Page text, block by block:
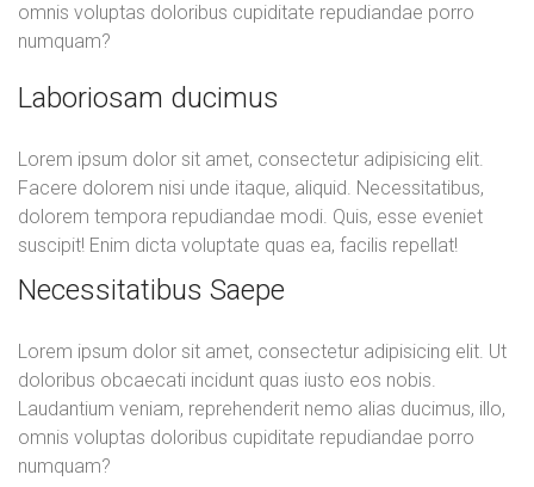
omnis voluptas doloribus cupiditate repudiandae porro
numquam?
Laboriosam ducimus
Lorem ipsum dolor sit amet, consectetur adipisicing elit.
Facere dolorem nisi unde itaque, aliquid. Necessitatibus,
dolorem tempora repudiandae modi. Quis, esse eveniet
suscipit! Enim dicta voluptate quas ea, facilis repellat!
Necessitatibus Saepe
Lorem ipsum dolor sit amet, consectetur adipisicing elit. Ut
doloribus obcaecati incidunt quas iusto eos nobis.
Laudantium veniam, reprehenderit nemo alias ducimus, illo,
omnis voluptas doloribus cupiditate repudiandae porro
numquam?